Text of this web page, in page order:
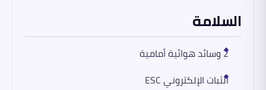
السلامة
2 وسائد هوائية أمامية
الثبات الإلكتروني ESC